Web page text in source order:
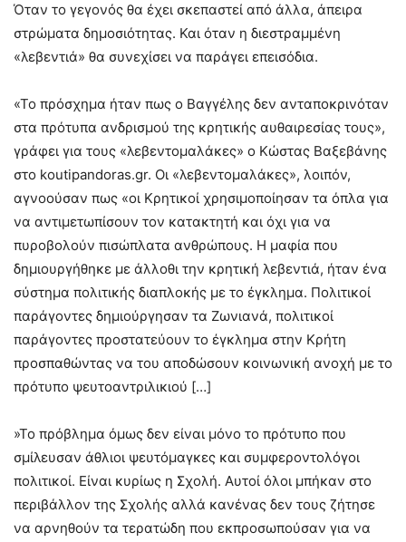
Όταν το γεγονός θα έχει σκεπαστεί από άλλα, άπειρα
στρώματα δημοσιότητας. Και όταν η διεστραμμένη
«λεβεντιά» θα συνεχίσει να παράγει επεισόδια.
«Το πρόσχημα ήταν πως ο Βαγγέλης δεν ανταποκρινόταν
στα πρότυπα ανδρισμού της κρητικής αυθαιρεσίας τους»,
γράφει για τους «λεβεντομαλάκες» ο Κώστας Βαξεβάνης
στο koutipandoras.gr. Οι «λεβεντομαλάκες», λοιπόν,
αγνοούσαν πως «οι Kρητικοί χρησιμοποίησαν τα όπλα για
να αντιμετωπίσουν τον κατακτητή και όχι για να
πυροβολούν πισώπλατα ανθρώπους. Η μαφία που
δημιουργήθηκε με άλλοθι την κρητική λεβεντιά, ήταν ένα
σύστημα πολιτικής διαπλοκής με το έγκλημα. Πολιτικοί
παράγοντες δημιούργησαν τα Ζωνιανά, πολιτικοί
παράγοντες προστατεύουν το έγκλημα στην Κρήτη
προσπαθώντας να του αποδώσουν κοινωνική ανοχή με το
πρότυπο ψευτοαντριλικιού […]
»Το πρόβλημα όμως δεν είναι μόνο το πρότυπο που
σμίλευσαν άθλιοι ψευτόμαγκες και συμφεροντολόγοι
πολιτικοί. Είναι κυρίως η Σχολή. Αυτοί όλοι μπήκαν στο
περιβάλλον της Σχολής αλλά κανένας δεν τους ζήτησε
να αρνηθούν τα τερατώδη που εκπροσωπούσαν για να